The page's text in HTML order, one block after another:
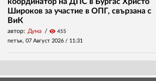
Широков за участие в ОПГ, свързана с
ВиК
автор: Дума visibility 455
петък, 07 Август 2026 / 11:31